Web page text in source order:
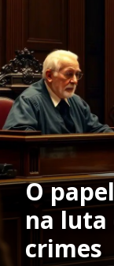
O
na luta
crimes